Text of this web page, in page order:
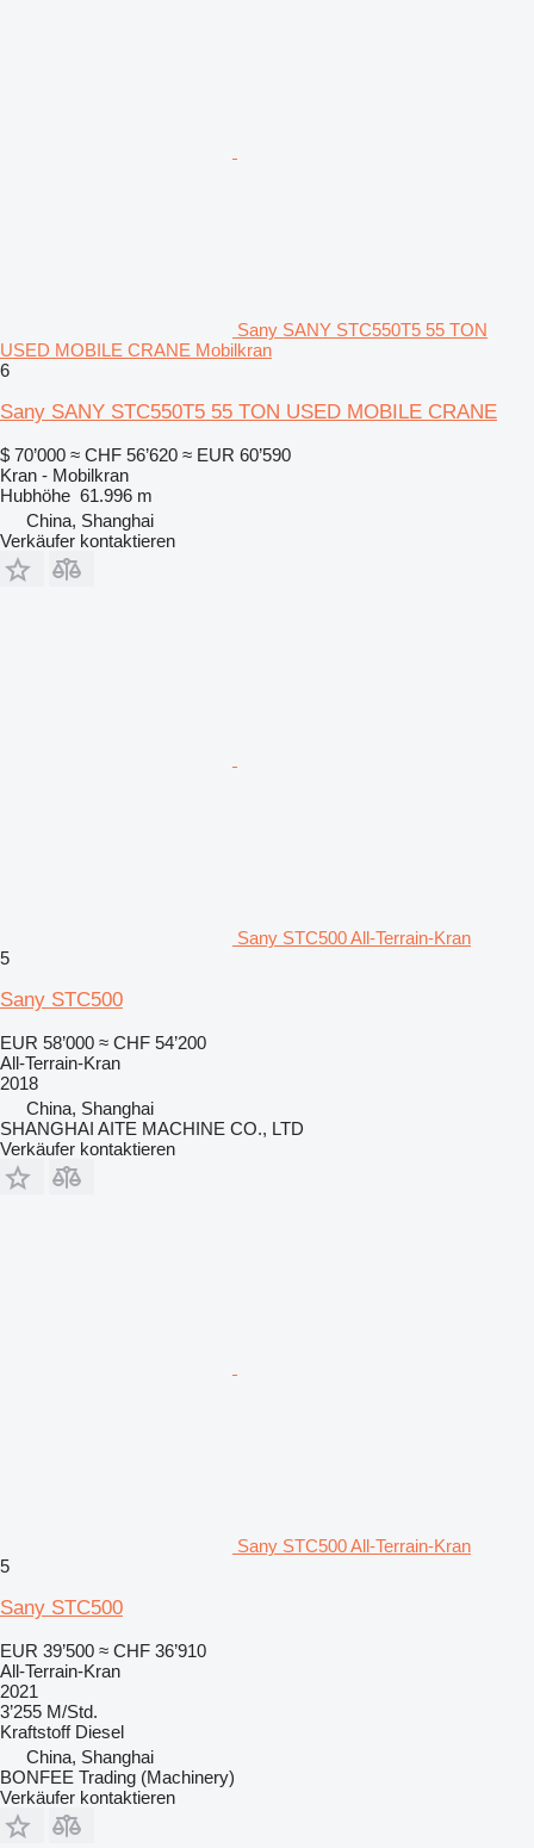
Sany SANY STC550T5 55 TON
USED MOBILE CRANE Mobilkran
6
Sany SANY STC550T5 55 TON USED MOBILE CRANE
$ 70’000 ≈ CHF 56’620 ≈ EUR 60’590
Kran - Mobilkran
Hubhöhe 61.996 m
China, Shanghai
Verkäufer kontaktieren
Sany STC500 All-Terrain-Kran
5
Sany STC500
EUR 58’000 ≈ CHF 54’200
All-Terrain-Kran
2018
China, Shanghai
SHANGHAI AITE MACHINE CO., LTD
Verkäufer kontaktieren
Sany STC500 All-Terrain-Kran
5
Sany STC500
EUR 39’500 ≈ CHF 36’910
All-Terrain-Kran
2021
3’255 M/Std.
Kraftstoff Diesel
China, Shanghai
BONFEE Trading (Machinery)
Verkäufer kontaktieren